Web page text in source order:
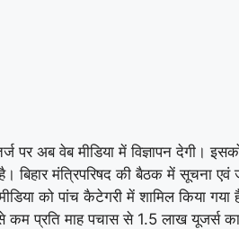
पर अब वेब मीडिया में विज्ञापन देगी।
बिहार मंत्रिपरिषद की बैठक में सूचना
को पांच कैटेगरी में शामिल किया
कम प्रति माह पचास से 1.5 लाख यूजर्स